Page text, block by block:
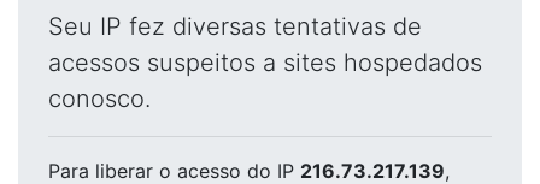
Seu IP fez diversas tentativas de
acessos suspeitos a sites hospedados
conosco.
Para liberar o acesso do IP 216.73.217.139,